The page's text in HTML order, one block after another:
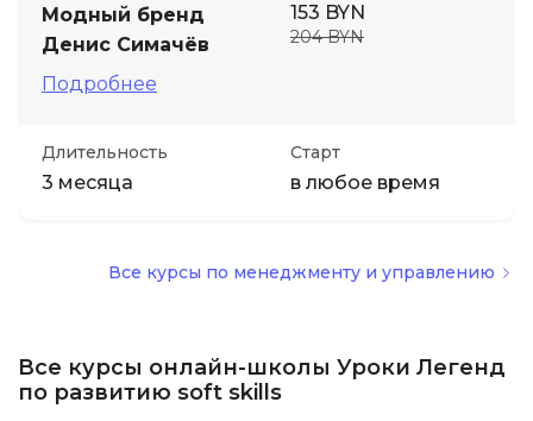
Модный бренд
Денис Симачёв
Подробнее
153 BYN
204 BYN
Длительность
3 месяца
Старт
в любое время
Все курсы по менеджменту и управлению
Все курсы онлайн-школы Уроки Легенд
по развитию soft skills